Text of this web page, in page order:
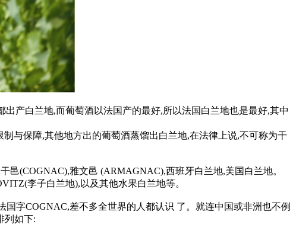
产白兰地,而葡萄酒以法国产的最好,所以法国白兰地也是最好,其中
与保障,其他地方出的葡萄酒蒸馏出白兰地,在法律上说,不可称为干
(COGNAC),雅文邑 (ARMAGNAC),西班牙白兰地,美国白兰地。
李子白兰地),以及其他水果白兰地等。
字COGNAC,差不多全世界的人都认识 了。就连中国或非洲也不例
列如下: